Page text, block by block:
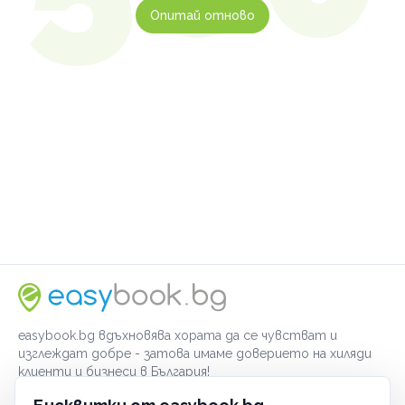
Опитай отново
easybook.bg вдъхновява хората да се чувстват и
изглеждат добре - затова имаме доверието на хиляди
клиенти и бизнеси в България!